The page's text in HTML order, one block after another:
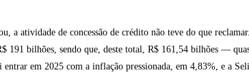
atividade de concessão de crédito não teve do que
191 bilhões, sendo que, deste total, R$ 161,54 bilhões —
em 2025 com a inflação pressionada, em 4,83%, e a